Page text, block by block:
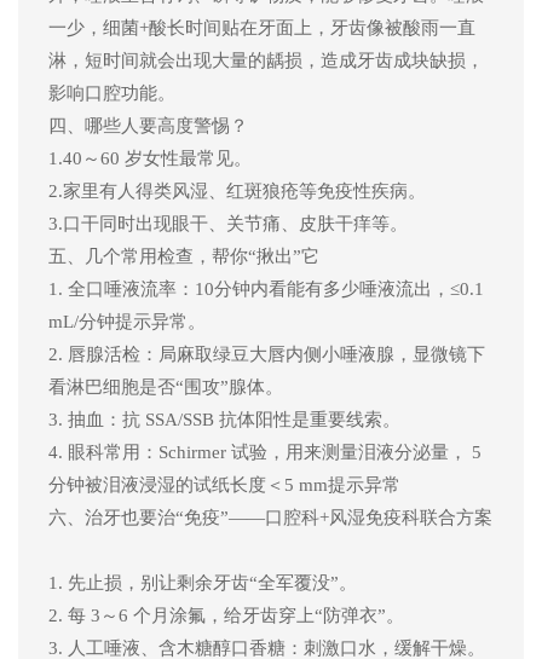
一少，细菌+酸长时间贴在牙面上，牙齿像被酸雨一直
淋，短时间就会出现大量的龋损，造成牙齿成块缺损，
影响口腔功能。
四
、哪些人要高度警惕？
1.40～60 岁女性最常见。
2.家里有人得类风湿、红斑狼疮等免疫性疾病。
3.口干同时出现眼干、关节痛、皮肤干痒等。
五
几个常用检查，帮你“揪出”它
1. 全口唾液流率： 10分钟内看能有多少唾液流出， ≤0.1
mL/分钟提示异常 。
2. 唇腺活检：局麻取绿豆大唇内侧小唾液腺，显微镜下
看淋巴细胞是否“围攻”腺体。
3. 抽血：抗 SSA/SSB 抗体阳性是重要线索。
4. 眼科常用：Schirmer 试验 ，用来测量泪液分泌量，
5
分钟被泪液浸湿的试纸长度＜ 5 mm提示异常
六 、治牙也要治“免疫”——口腔科+风湿免疫科联合方案
1. 先止损，别让剩余牙齿“全军覆没”。
2. 每 3～6 个月涂氟 ， 给牙齿穿 上“防弹衣”。
3. 人工唾液、含木糖醇口香糖：刺激口水，缓解干燥。